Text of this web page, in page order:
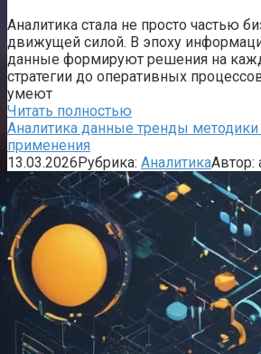
Аналитика стала не просто частью
движущей силой. В эпоху
данные формируют решения на
стратегии до оперативных
умеют
Читать полностью
Аналитика данные тренды
применения
13.03.2026Рубрика: АналитикаАвтор: